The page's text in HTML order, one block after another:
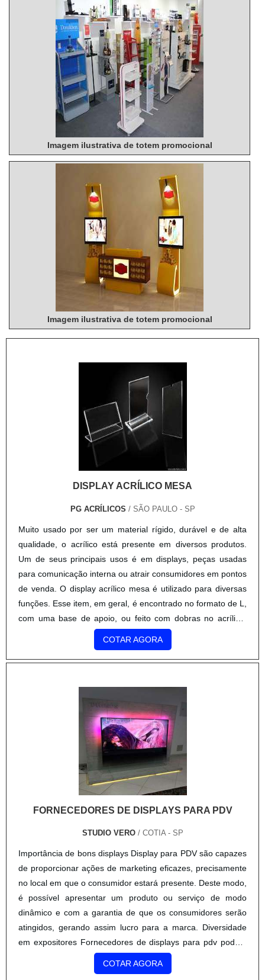
Imagem ilustrativa de totem promocional
Imagem ilustrativa de totem promocional
DISPLAY ACRÍLICO MESA
PG ACRÍLICOS / SÃO PAULO - SP
Muito usado por ser um material rígido, durável e de alta
qualidade, o acrílico está presente em diversos produtos.
Um de seus principais usos é em displays, peças usadas
de venda. O display acrílico mesa é utilizado para diversas
funções. Esse item, em geral, é encontrado no formato de L,
que podem ser retas ou inclinadas. Entre se....
COTAR AGORA
FORNECEDORES DE DISPLAYS PARA PDV
STUDIO VERO/ COTIA - SP
Importância de bons displays Display para PDV são capazes
de proporcionar ações de marketing eficazes, precisamente
no local em que o consumidor estará presente. Deste modo,
dinâmico e com a garantia de que os consumidores serão
atingidos, gerando assim lucro para a marca. Diversidade
oferecer diversos tipos deste produto, é p....
COTAR AGORA